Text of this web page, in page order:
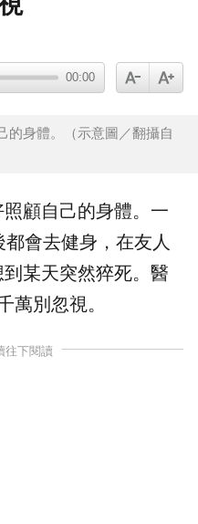
00:00
的身體。（示意圖／翻攝自
顧自己的身體。一
都會去健身 ，在友人
某天突然猝死。醫
萬別忽視。
往下閱讀